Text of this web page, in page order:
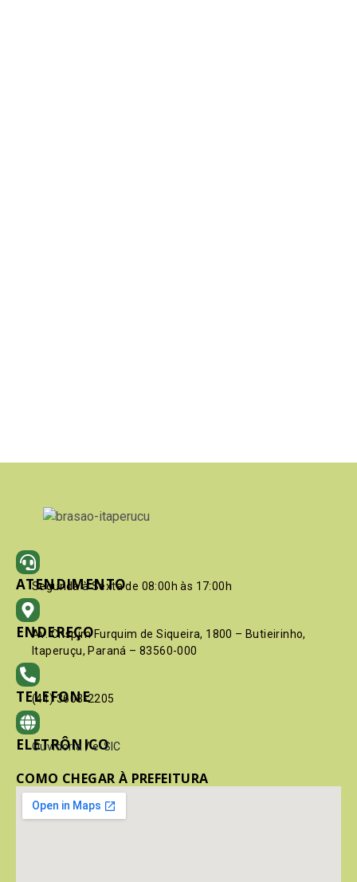
ATENDIMENTO
Segunda à Sexta de 08:00h às 17:00h
ENDEREÇO
Av. Crispim Furquim de Siqueira, 1800 – Butieirinho,
Itaperuçu, Paraná – 83560-000
TELEFONE
(41) 3603-2205
ELETRÔNICO
Ouvidoria / e-SIC
COMO CHEGAR À PREFEITURA